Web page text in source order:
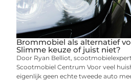
Brommobiel als alternatief
Slimme keuze of juist niet?
Door Ryan Belliot,
Scootmobiel Centrum Voor veel
eigenlijk geen echte tweede auto